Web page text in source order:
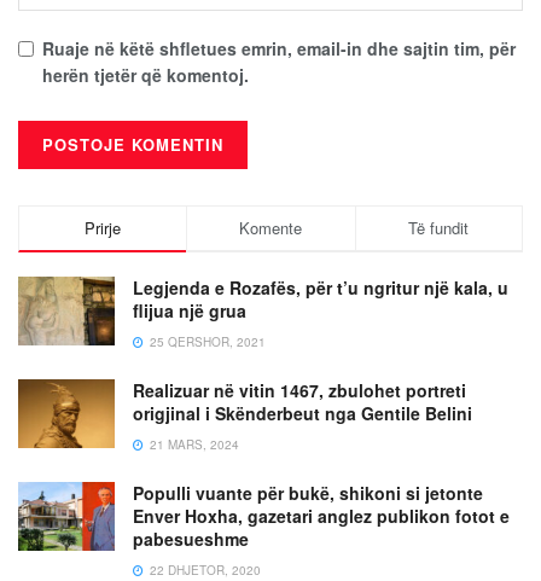
Ruaje në këtë shfletues emrin, email-in dhe sajtin tim, për
herën tjetër që komentoj.
Prirje Komente Të fundit
Legjenda e Rozafës, për t’u ngritur një kala, u
flijua një grua
25 QERSHOR, 2021
Realizuar në vitin 1467, zbulohet portreti
origjinal i Skënderbeut nga Gentile Belini
21 MARS, 2024
Populli vuante për bukë, shikoni si jetonte
Enver Hoxha, gazetari anglez publikon fotot e
pabesueshme
22 DHJETOR, 2020